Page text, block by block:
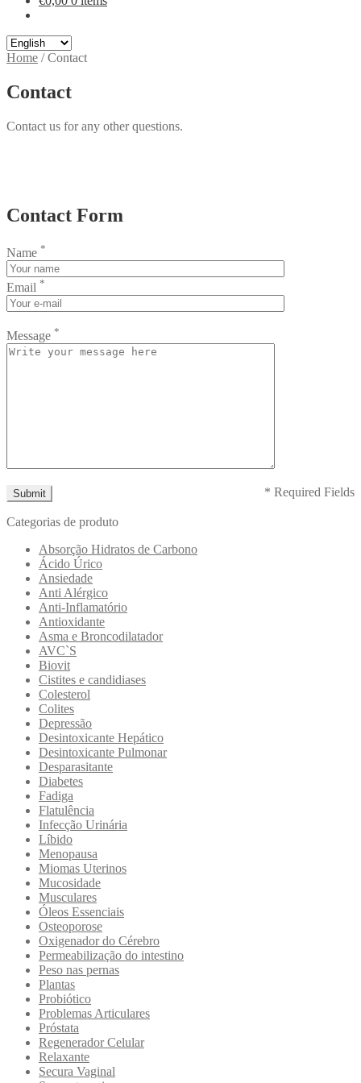
Choose
a
Home /Contact
Contact
Contact us for any other questions.
Contact Form
Name *
Email *
Message *
* Required Fields
Categorias de produto
Absorção Hidratos de Carbono
Ácido Úrico
Ansiedade
Anti Alérgico
Anti-Inflamatório
Antioxidante
Asma e Broncodilatador
AVC`S
Biovit
Cistites e candidiases
Colesterol
Colites
Depressão
Desintoxicante Hepático
Desintoxicante Pulmonar
Desparasitante
Diabetes
Fadiga
Flatulência
Infecção Urinária
Líbido
Menopausa
Miomas Uterinos
Mucosidade
Musculares
Óleos Essenciais
Osteoporose
Oxigenador do Cérebro
Permeabilização do intestino
Peso nas pernas
Plantas
Probiótico
Problemas Articulares
Próstata
Regenerador Celular
Relaxante
Secura Vaginal